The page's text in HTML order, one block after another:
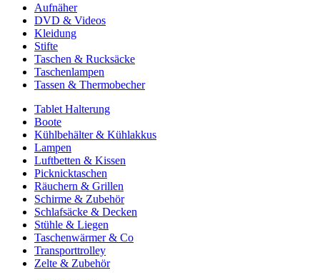
Aufnäher
DVD & Videos
Kleidung
Stifte
Taschen & Rucksäcke
Taschenlampen
Tassen & Thermobecher
Tablet Halterung
Boote
Kühlbehälter & Kühlakkus
Lampen
Luftbetten & Kissen
Picknicktaschen
Räuchern & Grillen
Schirme & Zubehör
Schlafsäcke & Decken
Stühle & Liegen
Taschenwärmer & Co
Transporttrolley
Zelte & Zubehör